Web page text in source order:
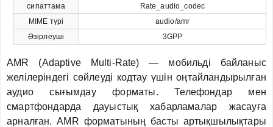
сипаттама
Rate_audio_codec
MIME түрі
audio/amr
Әзірлеуші
3GPP
AMR (Adaptive Multi-Rate) — мобильді байланыс
желілеріндегі сөйлеуді кодтау үшін оңтайландырылған
аудио сығымдау форматы. Телефондар мен
смартфондарда дауыстық хабарламалар жасауға
арналған. AMR форматының басты артықшылықтары